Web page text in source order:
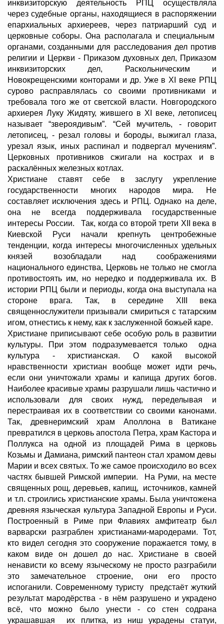
инквизиторскую деятельность РПЦ осуществляла
через судебные органы, находящиеся в распоряжении
епархиальных архиереев, через патриарший суд и
церковные соборы. Она располагала и специальным
органами, созданными для расследования дел против
религии и Церкви - Приказом духовных дел, Приказом
инквизиторских дел, Раскольническим и
Новокрещенскими конторами и др. Уже в XI веке РПЦ
сурово расправлялась со своими противниками и
требовала того же от светской власти. Новгородского
архиерея Луку Жидяту, жившего в XI веке, летописец
называет “звероядивым”. “Сей мучитель, - говорит
летописец, - резал головы и бороды, выжигал глаза,
урезал язык, иных распинал и подвергал мучениям”.
Церковных противников сжигали на кострах и в
раскалённых железных котлах.
Христиане ставят себе в заслугу укрепление
государственности многих народов мира. Не
составляет исключения здесь и РПЦ. Однако на деле,
она не всегда поддерживала государственные
интересы России. Так, когда со второй трети XII века в
Киевской Руси начали крепнуть центробежные
тенденции, когда интересы многочисленных удельных
князей возобладали над соображениями
национального единства, Церковь не только не смогла
противостоять им, но нередко и поддерживала их. В
истории РПЦ были и периоды, когда она выступала на
стороне врага. Так, в середине XIII века
священнослужители призывали смириться с татарским
игом, отнестись к нему, как к заслуженной божьей каре.
Христиане приписывают себе особую роль в развитии
культуры. При этом подразумевается только одна
культура - христианская. О какой высокой
нравственности христиан вообще может идти речь,
если они уничтожали храмы и капища других богов.
Наиболее красивые храмы разрушали лишь частично и
использовали для своих нужд, переделывая и
перестраивая их в соответствии со своими канонами.
Так, древнеримский храм Аполлона в Ватикане
превратился в церковь апостола Петра, храм Кастора и
Поллукса на одной из площадей Рима в церковь
Козьмы и Дамиана, римский пантеон стал храмом девы
Марии и всех святых. То же самое происходило во всех
частях бывшей Римской империи. На Руми, на месте
священных рощ, деревьев, капищ, источников, камней
и т.п. строились христианские храмы. Была уничтожена
древняя языческая культура Западной Европы и Руси.
Построенный в Риме при Флавиях амфитеатр был
варварски разграблен христианами-мародерами. Тот,
кто видел сегодня это сооружение поражается тому, в
каком виде он дошел до нас. Христиане в своей
ненависти ко всему языческому не просто разграбили
это замечательное строение, они его просто
испоганили. Современному туристу предстаёт жуткий
результат мародёрства - в нём разрушено и украдено
всё, что можно было унести - со стен содрана
украшавшая их плитка, из ниш украдены статуи,